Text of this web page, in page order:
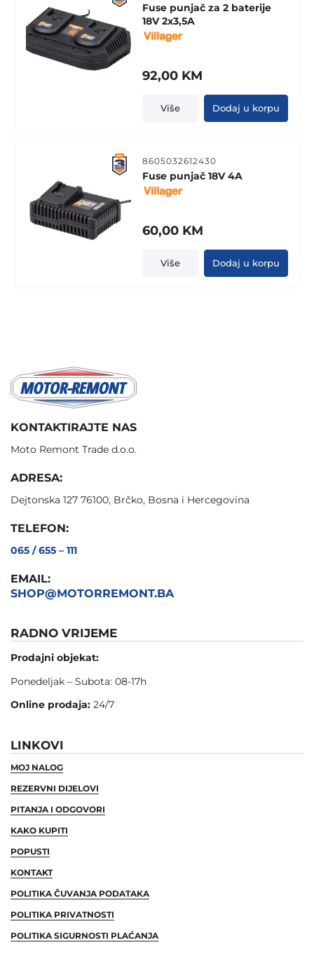
Fuse punjač za 2 baterije
18V 2x3,5A
92,00 KM
Više Dodaj u korpu
8605032612430
Fuse punjač 18V 4A
60,00 KM
Više Dodaj u korpu
KONTAKTIRAJTE NAS
Moto Remont Trade d.o.o.
ADRESA:
Dejtonska 127 76100, Brčko, Bosna i Hercegovina
TELEFON:
065 / 655 – 111
EMAIL:
SHOP@MOTORREMONT.BA
RADNO VRIJEME
Prodajni objekat:
Ponedeljak – Subota: 08-17h
Online prodaja: 24/7
LINKOVI
MOJ NALOG
REZERVNI DIJELOVI
PITANJA I ODGOVORI
KAKO KUPITI
POPUSTI
KONTAKT
POLITIKA ČUVANJA PODATAKA
POLITIKA PRIVATNOSTI
POLITIKA SIGURNOSTI PLAĆANJA